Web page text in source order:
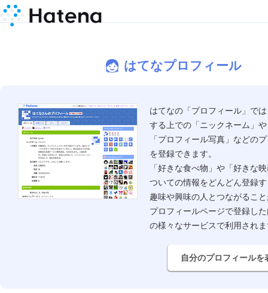
はてなプロフィール
はてなの「プロフィール」で
する上での「ニックネーム」
「プロフィール写真」などの
を登録できます。
「好きな食べ物」や「好きな
ついての情報をどんどん登録
趣味や興味の人とつながるこ
プロフィールページで登録し
の様々なサービスで利用され
自分のプロフィールを